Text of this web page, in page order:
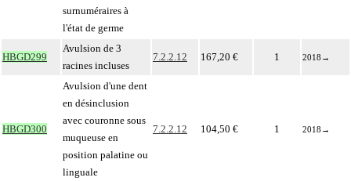
surnuméraires à
l'état de germe
HBGD299
Avulsion de 3
racines incluses
7.2.2.12 167,20 € 1 2018 →
HBGD300
Avulsion d'une dent
en désinclusion
avec couronne sous
muqueuse en
position palatine ou
linguale
7.2.2.12 104,50 € 1 2018 →